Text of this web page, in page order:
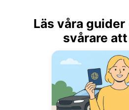
Läs våra
svårare